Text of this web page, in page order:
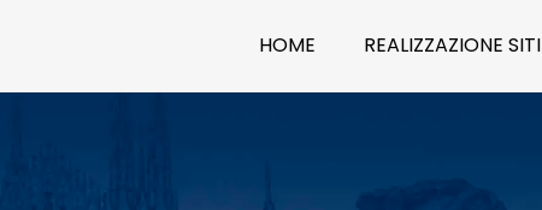
HOME REALIZZAZIONE SITI